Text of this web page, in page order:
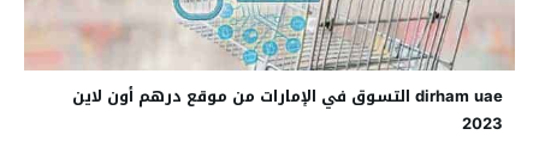
dirham uae التسوق في الإمارات من موقع درهم أون لاين
2023